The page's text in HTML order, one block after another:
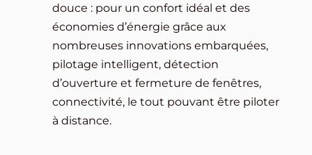
douce : pour un confort idéal et des
économies d’énergie grâce aux
nombreuses innovations embarquées,
pilotage intelligent, détection
d’ouverture et fermeture de fenêtres,
connectivité, le tout pouvant être piloter
à distance.